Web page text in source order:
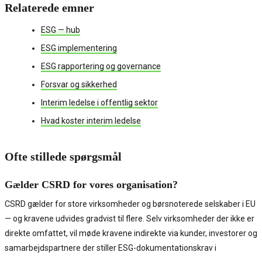
Relaterede emner
ESG — hub
ESG implementering
ESG rapportering og governance
Forsvar og sikkerhed
Interim ledelse i offentlig sektor
Hvad koster interim ledelse
Ofte stillede spørgsmål
Gælder CSRD for vores organisation?
CSRD gælder for store virksomheder og børsnoterede selskaber i EU
— og kravene udvides gradvist til flere. Selv virksomheder der ikke er
direkte omfattet, vil møde kravene indirekte via kunder, investorer og
samarbejdspartnere der stiller ESG-dokumentationskrav i